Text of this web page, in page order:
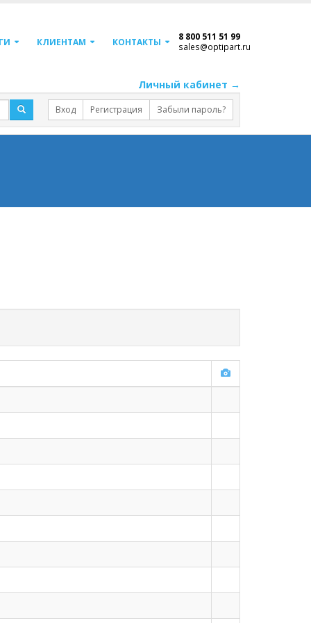
КЛИЕНТАМ КОНТАКТЫ 8 800 511 51 99
sales@optipart.ru
Личный кабинет →
Вход Регистрация Забыли пароль?